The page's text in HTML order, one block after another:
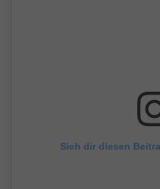
Sieh dir diesen